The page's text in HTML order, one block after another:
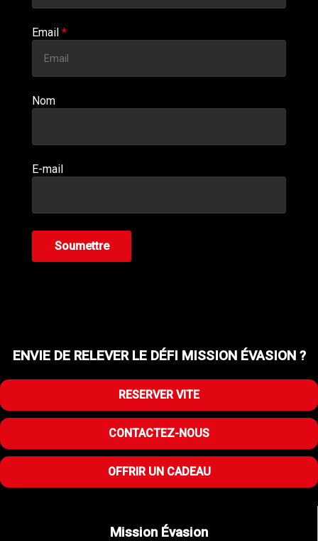
Email *
Nom
E-mail
ENVIE DE RELEVER LE DÉFI MISSION ÉVASION ?
RESERVER VITE
CONTACTEZ-NOUS
OFFRIR UN CADEAU
Mission Évasion